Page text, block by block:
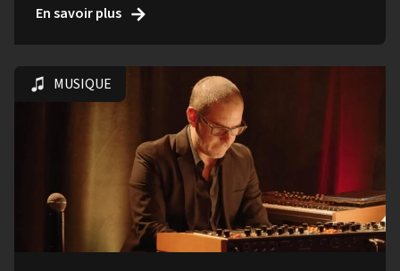
En savoir plus
MUSIQUE